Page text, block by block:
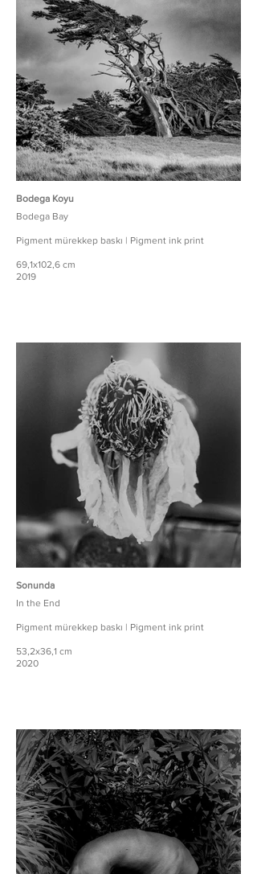
Bodega Koyu
Bodega Bay
Pigment mürekkep baskı | Pigment ink print
69,1x102,6 cm
2019
Sonunda
In the End
Pigment mürekkep baskı | Pigment ink print
53,2x36,1 cm
2020